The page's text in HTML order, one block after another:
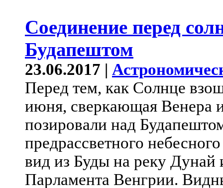
Соединение перед
Будапештом
23.06.2017 |
Перед тем, как Солнце
июня, сверкающая Венера
позировали над
предрассветного
вид из Буды на реку
Парламента Венгрии.